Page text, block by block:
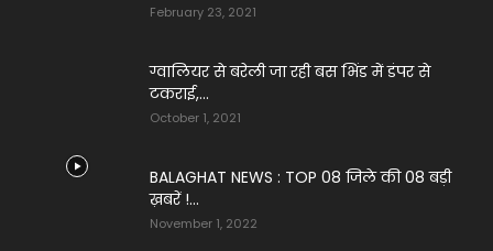
February 23, 2021
ग्वालियर से बरेली जा रही बस भिंड में डंपर से
टकराई,...
October 1, 2021
BALAGHAT NEWS : TOP 08 जिले की 08 बड़ी
ख़बरें !...
November 1, 2022